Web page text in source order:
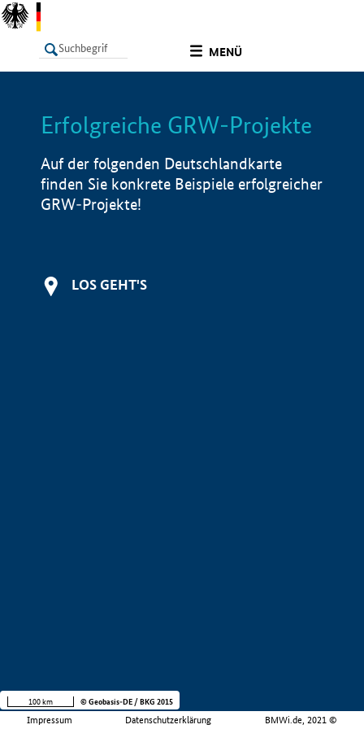
MENÜ
LISTE Info
Erfolgreiche GRW-Projekte
Auf der folgenden Deutschlandkarte
finden Sie konkrete Beispiele erfolgreicher
GRW-Projekte!
LOS GEHT'S
Impressum Datenschutzerklärung BMWi.de, 2021 ©
100 km © Geobasis-DE / BKG 2015